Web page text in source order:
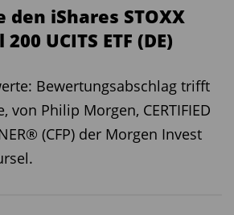
iShares STOXX
UCITS ETF (DE)
Bewertungsabschlag trifft
von Philip Morgen, CERTIFIED
(CFP) der Morgen Invest